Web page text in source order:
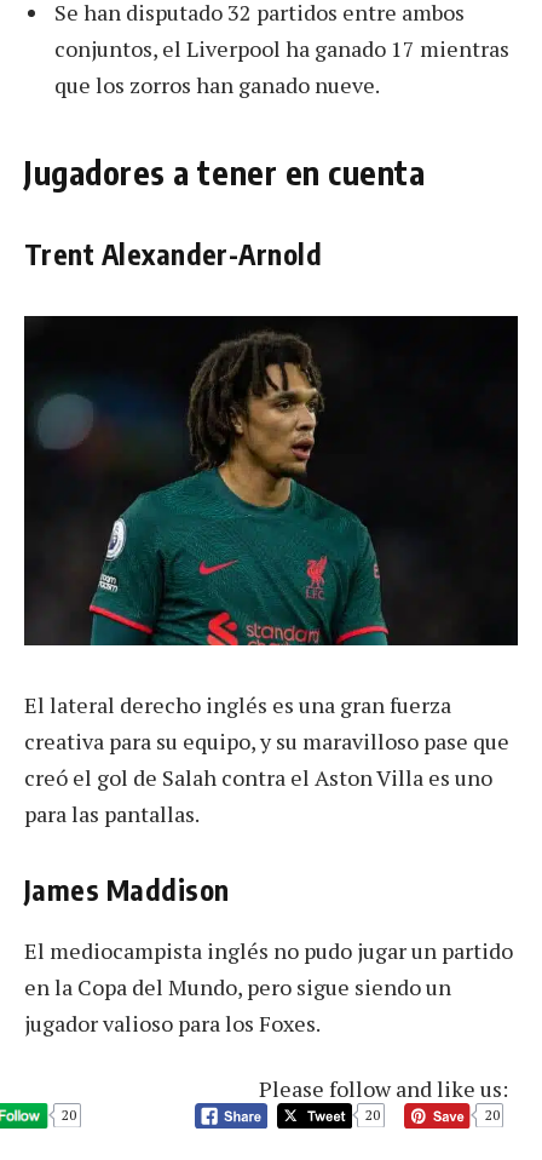
Se han disputado 32 partidos entre ambos
conjuntos, el Liverpool ha ganado 17 mientras
que los zorros han ganado nueve.
Jugadores a tener en cuenta
Trent Alexander-Arnold
El lateral derecho inglés es una gran fuerza
creativa para su equipo, y su maravilloso pase que
creó el gol de Salah contra el Aston Villa es uno
para las pantallas.
James Maddison
El mediocampista inglés no pudo jugar un partido
en la Copa del Mundo, pero sigue siendo un
jugador valioso para los Foxes.
Please follow and like us:
20 20 20